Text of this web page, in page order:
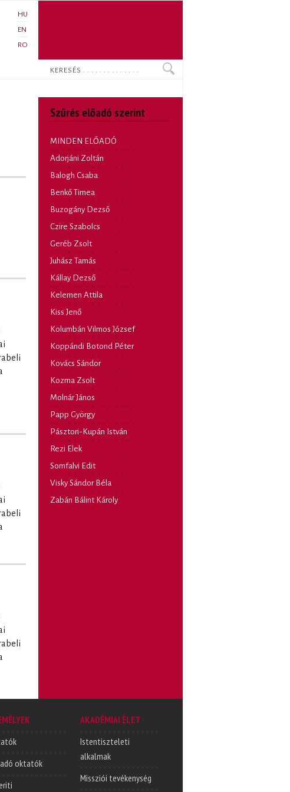
HU
EN
RO
Keresés
Szűrés előadó szerint
MINDEN ELŐADÓ
Adorjáni Zoltán
Balogh Csaba
Benkő Timea
Buzogány Dezső
Czire Szabolcs
Geréb Zsolt
Juhász Tamás
Kállay Dezső
Kelemen Attila
Kiss Jenő
Kolumbán Vilmos József
Koppándi Botond Péter
Kovács Sándor
Kozma Zsolt
Molnár János
Papp György
Pásztori-Kupán István
Rezi Elek
Somfalvi Edit
Visky Sándor Béla
Zabán Bálint Károly
oktatók
AKADÉMIAI ÉLET
Istentiszteleti
alkalmak
Missziói tevékenység